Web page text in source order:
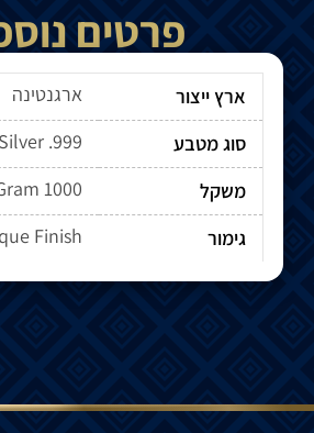
פרטים
ארץ ייצור
ארגנטינה
סוג מטבע
Silver .999
משקל
1000 Gram
גימור
Finish